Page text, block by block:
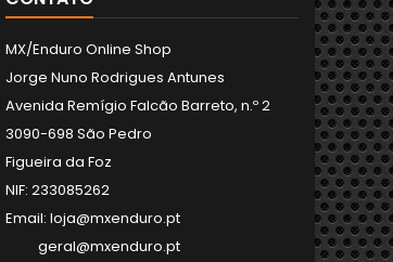
MX/Enduro Online Shop
Jorge Nuno Rodrigues Antunes
Avenida Remígio Falcão Barreto, n.º 2
3090-698 São Pedro
Figueira da Foz
NIF: 233085262
Email: loja@mxenduro.pt
geral@mxenduro.pt